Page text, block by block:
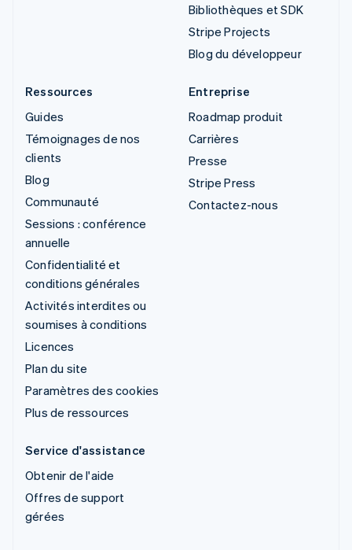
Bibliothèques et SDK
Stripe Projects
Blog du développeur
Ressources
Guides
Témoignages de nos
clients
Blog
Communauté
Sessions : conférence
annuelle
Confidentialité et
conditions générales
Activités interdites ou
soumises à conditions
Licences
Plan du site
Paramètres des cookies
Plus de ressources
Entreprise
Roadmap produit
Carrières
Presse
Stripe Press
Contactez-nous
Service d'assistance
Obtenir de l'aide
Offres de support
gérées